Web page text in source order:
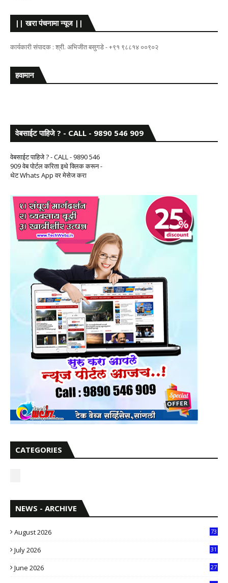
|| खरा पंचनामा न्यूज ||
कार्यकारी संपादक : श्री. अभिजीत बसुगडे - +९१ ९८८१४ ००९०२
हवामान
वेबसाईट पाहिजे ? - CALL - 9890 546 909
वेबसाईट पाहिजे ? - CALL - 9890 546
909 वेब पोर्टल करिता इथे क्लिक करून -
थेट Whats App वर मेसेज करा
CATEGORIES
NEWS - ARCHIVE
August 2026 73
July 2026
31
June 2026
27